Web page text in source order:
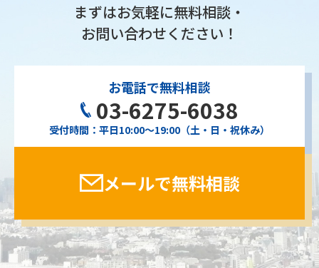
まずはお気軽に無料相談・
お問い合わせください！
お電話で無料相談
03-6275-6038
受付時間：平日10:00〜19:00（土・日・祝休み）
メールで無料相談